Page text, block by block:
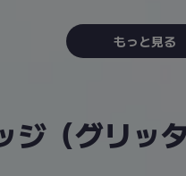
もっと見る
ジ（グリッ